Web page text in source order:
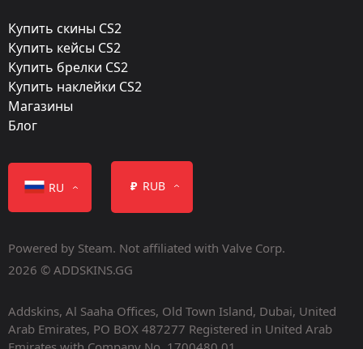
Finish catalog:
Популярность:
85 %
blossomalex
Мастерская:
Дата релиза:
Апрель 27, 2016
Купить скины CS2
Купить кейсы CS2
Купить брелки CS2
Купить наклейки CS2
Магазины
Блог
RU ₽ RUB
Powered by Steam. Not affiliated with Valve Corp.
2026 © ADDSKINS.GG
Addskins, Al Saaha Offices, Old Town Island, Dubai, United
Arab Emirates, PO BOX 487277 Registered in United Arab